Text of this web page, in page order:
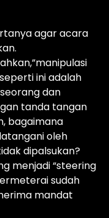
agar acara
ini adalah
dan
tanda tangan
bagaimana
oleh
dipalsukan?
menjadi “steering
sudah
mandat